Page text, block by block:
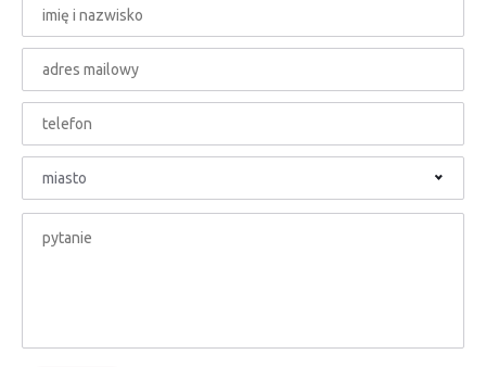
miasto